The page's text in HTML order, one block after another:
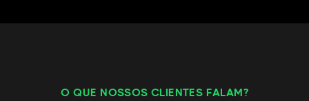
O QUE NOSSOS CLIENTES FALAM?